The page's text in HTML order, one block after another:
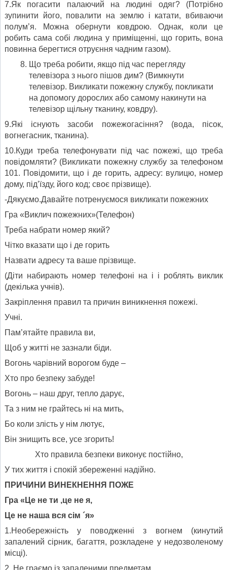
7.Як погасити палаючий на людині одяг? (Потрібно
зупинити його, повалити на землю і катати, вбиваючи
полум’я. Можна обернути ковдрою. Однак, коли це
робить сама собі людина у приміщенні, що горить, вона
повинна берегтися отруєння чадним газом).
Що треба робити, якщо під час перегляду
телевізора з нього пішов дим? (Вимкнути
телевізор. Викликати пожежну службу, покликати
на допомогу дорослих або самому накинути на
телевізор щільну тканину, ковдру).
9.Які існують засоби пожежогасіння? (вода, пісок,
вогнегасник, тканина).
10.Куди треба телефонувати під час пожежі, що треба
повідомляти? (Викликати пожежну службу за телефоном
101. Повідомити, що і де горить, адресу: вулицю, номер
дому, під’їзду, його код; своє прізвище).
-Дякуємо.Давайте потренуємося викликати пожежних
Гра «Виклич пожежних»(Телефон)
Треба набрати номер який?
Чітко вказати що і де горить
Назвати адресу та ваше прізвище.
(Діти набирають номер телефоні на і і роблять виклик
(декілька учнів).
Закріплення правил та причин виникнення пожежі.
Учні.
Пам’ятайте правила ви,
Щоб у житті не зазнали біди.
Вогонь чарівний ворогом буде –
Хто про безпеку забуде!
Вогонь – наш друг, тепло дарує,
Та з ним не грайтесь ні на мить,
Бо коли злість у нім лютує,
Він знищить все, усе згорить!
Хто правила безпеки виконує постійно,
У тих життя і спокій збереженні надійно.
ПРИЧИНИ ВИНЕКНЕННЯ ПОЖЕ
Гра «Це не ти ,це не я,
Це не наша вся сім ´я»
1.Необережність у поводженні з вогнем (кинутий
запалений сірник, багаття, розкладене у недозволеному
місці).
2.,Не граємо із запаленими предметам.